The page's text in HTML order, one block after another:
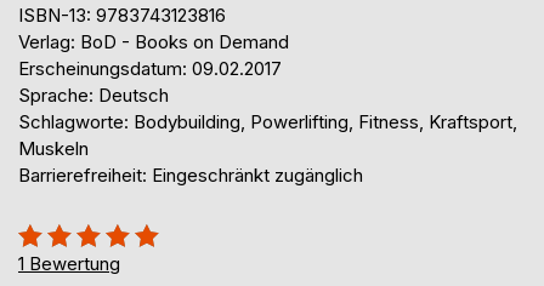
ISBN-13: 9783743123816
Verlag: BoD - Books on Demand
Erscheinungsdatum: 09.02.2017
Sprache: Deutsch
Schlagworte: Bodybuilding, Powerlifting, Fitness, Kraftsport,
Muskeln
Barrierefreiheit: Eingeschränkt zugänglich
Bewertung::
100%
1 Bewertung